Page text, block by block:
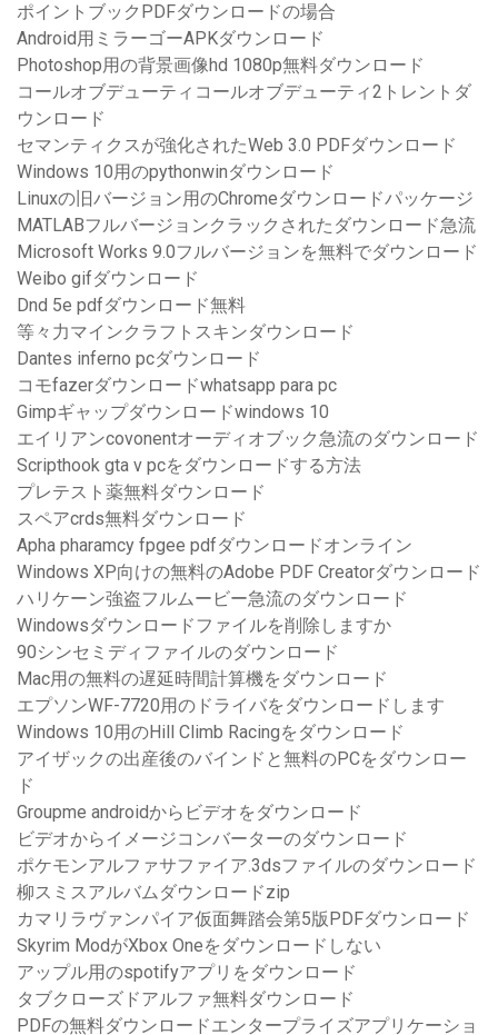
ポイントブックPDFダウンロードの場合
Android用ミラーゴーAPKダウンロード
Photoshop用の背景画像hd 1080p無料ダウンロード
コールオブデューティコールオブデューティ2トレントダ
ウンロード
セマンティクスが強化されたWeb 3.0 PDFダウンロード
Windows 10用のpythonwinダウンロード
Linuxの旧バージョン用のChromeダウンロードパッケージ
MATLABフルバージョンクラックされたダウンロード急流
Microsoft Works 9.0フルバージョンを無料でダウンロード
Weibo gifダウンロード
Dnd 5e pdfダウンロード無料
等々力マインクラフトスキンダウンロード
Dantes inferno pcダウンロード
コモfazerダウンロードwhatsapp para pc
Gimpギャップダウンロードwindows 10
エイリアンcovonentオーディオブック急流のダウンロード
Scripthook gta v pcをダウンロードする方法
プレテスト薬無料ダウンロード
スペアcrds無料ダウンロード
Apha pharamcy fpgee pdfダウンロードオンライン
Windows XP向けの無料のAdobe PDF Creatorダウンロード
ハリケーン強盗フルムービー急流のダウンロード
Windowsダウンロードファイルを削除しますか
90シンセミディファイルのダウンロード
Mac用の無料の遅延時間計算機をダウンロード
エプソンWF-7720用のドライバをダウンロードします
Windows 10用のHill Climb Racingをダウンロード
アイザックの出産後のバインドと無料のPCをダウンロー
ド
Groupme androidからビデオをダウンロード
ビデオからイメージコンバーターのダウンロード
ポケモンアルファサファイア.3dsファイルのダウンロード
柳スミスアルバムダウンロードzip
カマリラヴァンパイア仮面舞踏会第5版PDFダウンロード
Skyrim ModがXbox Oneをダウンロードしない
アップル用のspotifyアプリをダウンロード
タブクローズドアルファ無料ダウンロード
PDFの無料ダウンロードエンタープライズアプリケーショ